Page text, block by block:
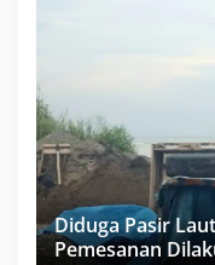
Diduga Pasir
Pemesanan